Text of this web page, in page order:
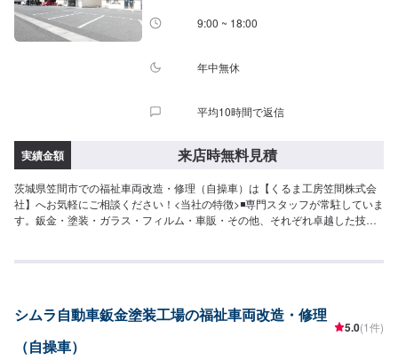
9:00 ~ 18:00
年中無休
平均10時間で返信
実績金額 来店時無料見積
茨城県笠間市での福祉車両改造・修理（自操車）は【くるま工房笠間株式会
社】へお気軽にご相談ください！<当社の特徴>◾専門スタッフが常駐していま
す。鈑金・塗装・ガラス・フィルム・車販・その他、それぞれ卓越した技術
お車を乗っている間は保証します。◾土・日・祝も営業してるのでお客様がお
ランをご提案！>★お安く済ませたい…★お時間があまり取れない…などのご
相談もお気軽にどうぞ！【1】オファーにてお問い合わせ【2】お見積り
【3】お見積りにご納得いただければ作業開始【4】仕上がり次第納車-----代
シムラ自動車鈑金塗装工場の福祉車両改造・修理
（自操車）
5.0(1件)